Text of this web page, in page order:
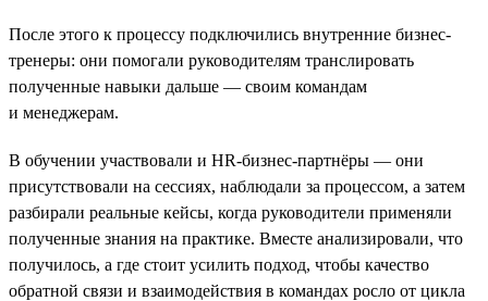
После этого к процессу подключились внутренние бизнес-
тренеры: они помогали руководителям транслировать
полученные навыки дальше — своим командам
и менеджерам.
В обучении участвовали и HR-бизнес-партнёры — они
присутствовали на сессиях, наблюдали за процессом, а затем
разбирали реальные кейсы, когда руководители применяли
полученные знания на практике. Вместе анализировали, что
получилось, а где стоит усилить подход, чтобы качество
обратной связи и взаимодействия в командах росло от цикла